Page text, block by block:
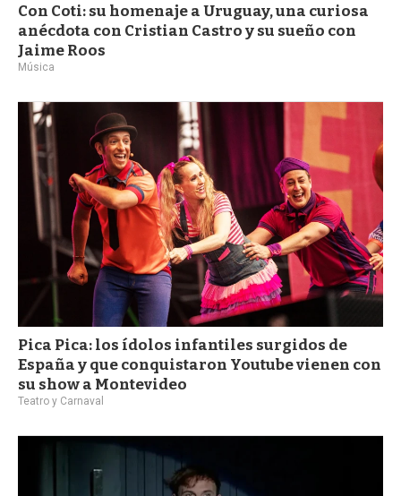
Con Coti: su homenaje a Uruguay, una curiosa
anécdota con Cristian Castro y su sueño con
Jaime Roos
Música
Pica Pica: los ídolos infantiles surgidos de
España y que conquistaron Youtube vienen con
su show a Montevideo
Teatro y Carnaval